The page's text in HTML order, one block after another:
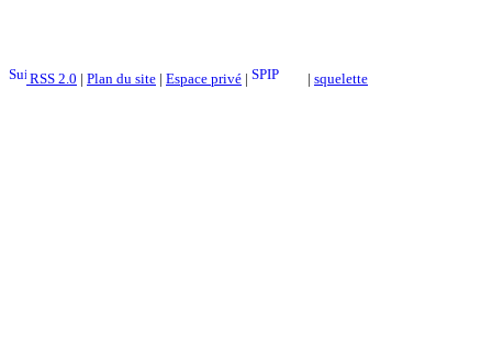
RSS 2.0 | Plan du site | Espace privé | | squelette